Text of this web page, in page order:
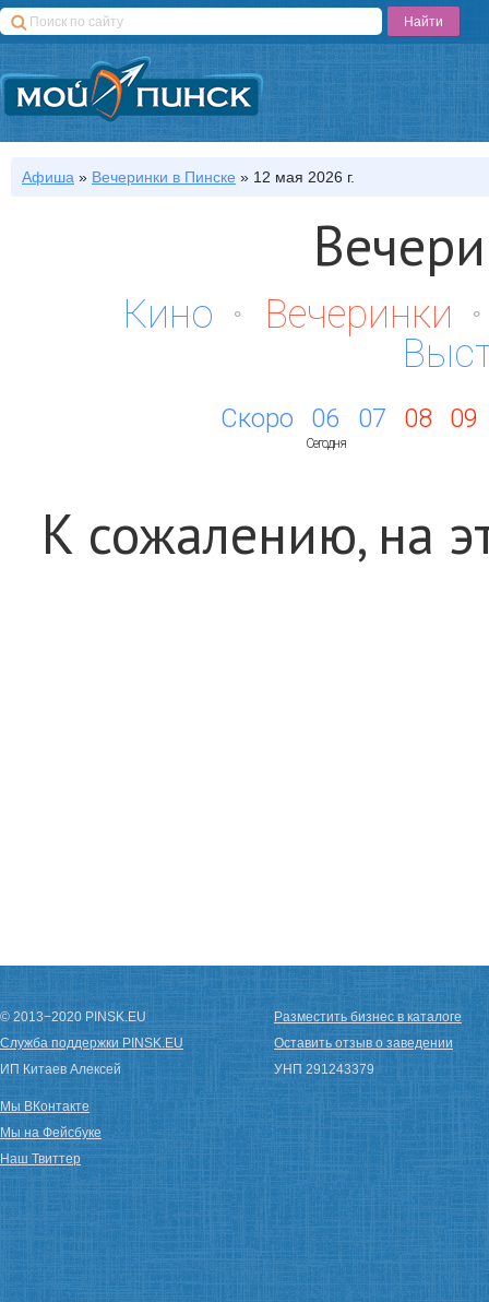
Афиша » Вечеринки в Пинске » 12 мая 2026 г.
Кино
Вечеринки
Скоро 06
Сегодня
07 08 09
К сожалению, на
© 2013−2020 PINSK.EU
Служба поддержки PINSK.EU
ИП Китаев Алексей
Разместить бизнес в каталоге
Оставить отзыв о заведении
УНП 291243379
Мы ВКонтакте
Мы на Фейсбуке
Наш Твиттер